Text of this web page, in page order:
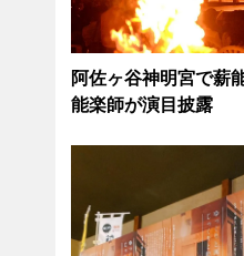
阿佐ヶ谷神明宮で
能楽師が演目披露